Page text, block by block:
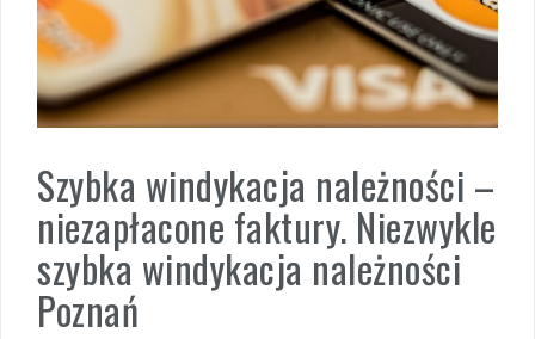
Szybka windykacja należności –
niezapłacone faktury. Niezwykle
szybka windykacja należności
Poznań